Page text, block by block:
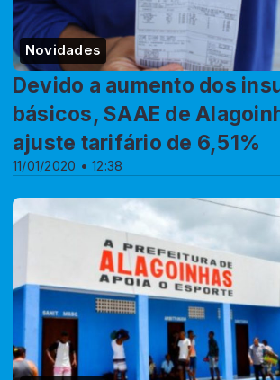
Novidades
11/01/2020 • 12:38
Devido a aumento dos
básicos, SAAE de
ajuste tarifário de 6,51%